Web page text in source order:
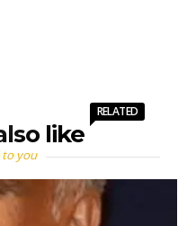
like
RELATED
to you